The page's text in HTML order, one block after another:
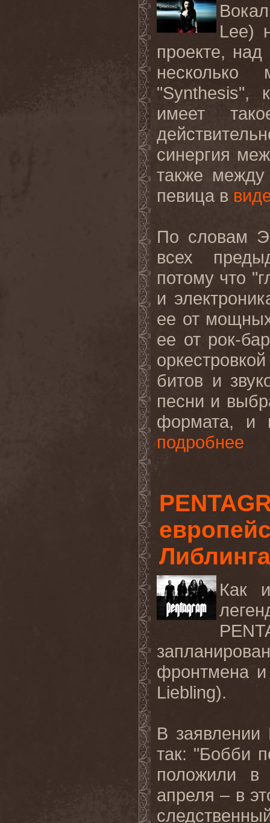
Lee)
проекте, над
"Synthesis",
имеет
синергия
также
певица в
По словам
всех
потому что
и
ее от
ее от рок-
битов и
песни и
формата, и
подробнее
Либлинга
Как
фронтмена и
Liebling).
В заявлении
так: "Бобби
положили в
апреля – в